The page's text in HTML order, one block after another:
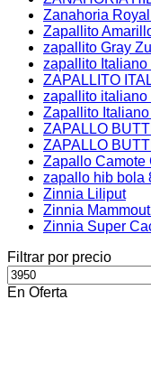
Zanahoria
Zapallito
zapallito Gray
zapallito Italiano
ZAPALLITO
zapallito italiano
Zapallito
ZAPALLO
ZAPALLO
Zapallo Camote
zapallo hib bola
Zinnia Liliput
Zinnia
Zinnia Super
Filtrar por precio
Precio
mínimo
En Oferta